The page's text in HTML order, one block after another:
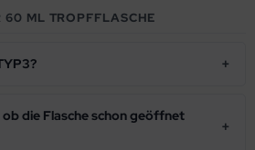
60 ML TROPFFLASCHE
ob die Flasche schon geöffnet